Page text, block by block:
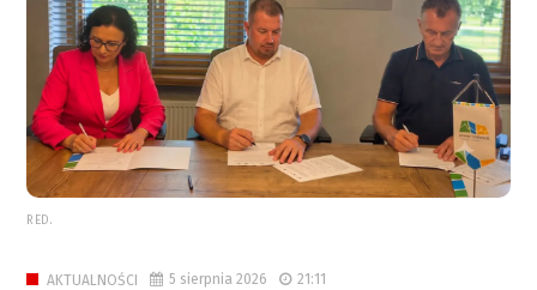
RED.
AKTUALNOŚCI 5 sierpnia 2026 21:11